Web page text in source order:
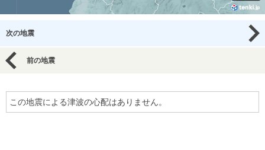
次の地震
前の地震
この地震による津波の心配はありません。